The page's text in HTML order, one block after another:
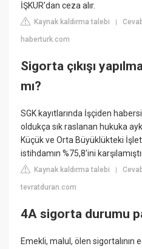
İŞKUR'dan ceza alır.
Kaynak kaldırma talebi |
haberturk.com
Sigorta çıkışı
mı?
SGK kayıtlarında İşçiden
oldukça sık raslanan hukuka
Küçük ve Orta Büyüklükteki
istihdamın %75,8'ini
Kaynak kaldırma talebi |
tevratduran.com
4A sigorta durumu
Emekli, malul, ölen sigortalının